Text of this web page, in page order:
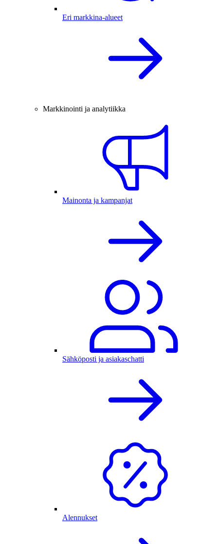
Eri markkina-alueet
Markkinointi ja analytiikka
Mainonta ja kampanjat
Sähköposti ja asiakaschatti
Alennukset